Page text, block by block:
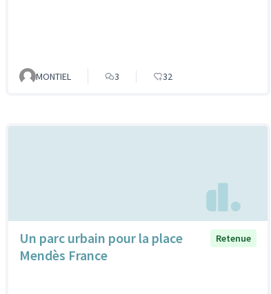
MONTIEL 3 32
Un parc urbain pour la place
Mendès France
Retenue